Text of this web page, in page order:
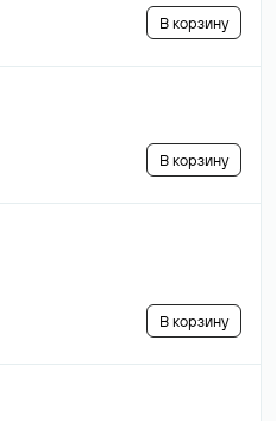
В корзину
В корзину
В корзину